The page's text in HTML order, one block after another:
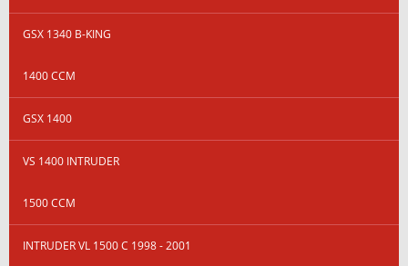
GSX 1340 B-KING
1400 CCM
GSX 1400
VS 1400 INTRUDER
1500 CCM
INTRUDER VL 1500 C 1998 - 2001